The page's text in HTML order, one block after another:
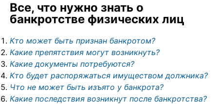
Все, что нужно знать о
банкротстве физических лиц
Кто может быть признан банкротом?
Какие препятствия могут возникнуть?
Какие документы потребуются?
Кто будет распоряжаться имуществом должника?
Что не может быть изъято у банкрота?
Какие последствия возникнут после банкротства?